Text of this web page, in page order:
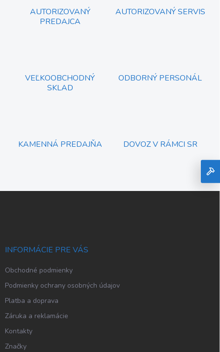
AUTORIZOVANÝ
PREDAJCA
AUTORIZOVANÝ SERVIS
VEĽKOOBCHODNÝ
SKLAD
ODBORNÝ PERSONÁL
KAMENNÁ PREDAJŇA DOVOZ V RÁMCI SR
Z
INFORMÁCIE PRE VÁS
Obchodné podmienky
Podmienky ochrany osobných údajov
Platba a doprava
Záruka a reklamácie
Kontakty
Značky